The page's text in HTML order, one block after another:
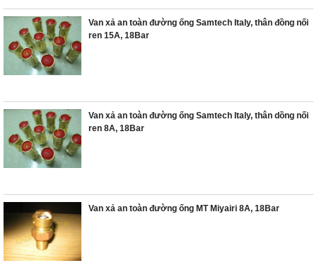
Van xả an toàn đường ống Samtech Italy, thân đồng nối
ren 15A, 18Bar
Van xả an toàn đường ống Samtech Italy, thân dồng nối
ren 8A, 18Bar
Van xả an toàn đường ống MT Miyairi 8A, 18Bar